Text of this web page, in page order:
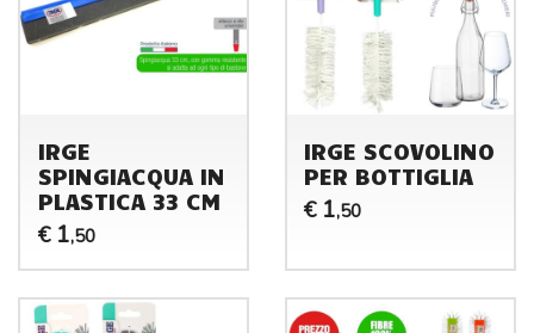
IRGE
SPINGIACQUA IN
PLASTICA 33 CM
€ 1,50
IRGE SCOVOLINO
PER BOTTIGLIA
€ 1,50